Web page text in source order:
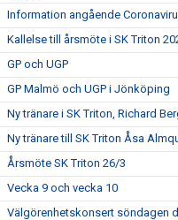
Information angående
Kallelse till årsmöte i SK Triton
GP och UGP
GP Malmö och UGP i Jönköping
Ny tränare i SK Triton, Richard
Ny tränare till SK Triton Åsa
Årsmöte SK Triton 26/3
Vecka 9 och vecka 10
Välgörenhetskonsert söndagen